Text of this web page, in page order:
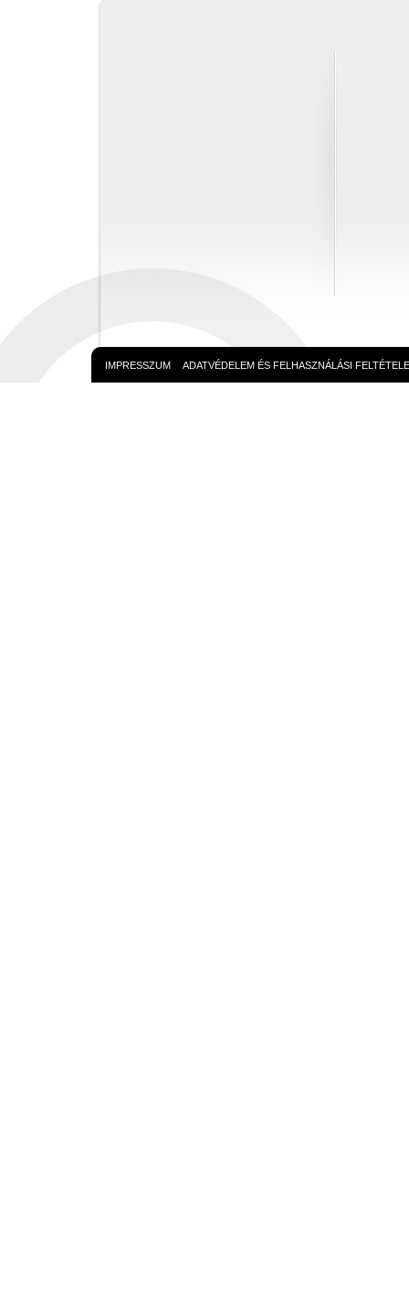
IMPRESSZUM ADATVÉDELEM ÉS FELHASZNÁLÁSI